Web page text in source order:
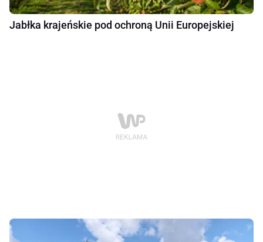
Jabłka krajeńskie pod ochroną Unii Europejskiej